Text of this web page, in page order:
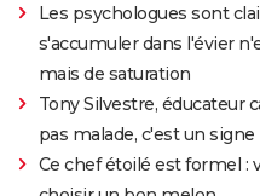
Les psychologues sont
s'accumuler dans l'évier
mais de saturation
Tony Silvestre, éducateur
pas malade, c'est un
Ce chef étoilé est formel :